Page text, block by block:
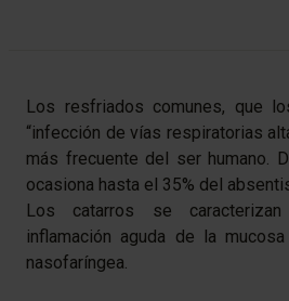
Los resfriados comunes, que
“infección de vías respiratorias
más frecuente del ser humano.
ocasiona hasta el 35% del
Los catarros se
inflamación aguda de la
nasofaríngea.